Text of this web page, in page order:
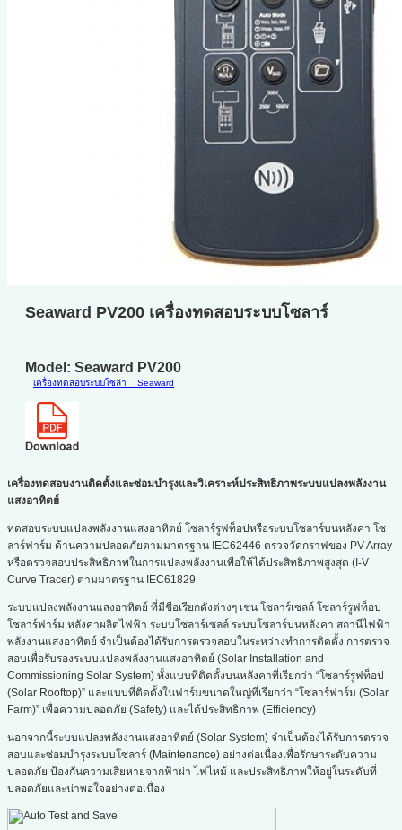
Seaward PV200 เครื่องทดสอบระบบโซลาร์
Model: Seaward PV200
เครื่องทดสอบระบบโซล่า Seaward
เครื่องทดสอบงานติดตั้งและซ่อมบำรุงและวิเคราะห์ประสิทธิภาพระบบแปลงพลังงาน
แสงอาทิตย์
ทดสอบระบบแปลงพลังงานแสงอาทิตย์ โซลาร์รูฟท็อปหรือระบบโซลาร์บนหลังคา โซ
ลาร์ฟาร์ม ด้านความปลอดภัยตามมาตรฐาน IEC62446 ตรวจวัดกราฟของ PV Array
หรือตรวจสอบประสิทธิภาพในการแปลงพลังงานเพื่อให้ได้ประสิทธิภาพสูงสุด (I-V
Curve Tracer) ตามมาตรฐาน IEC61829
ระบบแปลงพลังงานแสงอาทิตย์ ที่มีชื่อเรียกดังต่างๆ เช่น โซลาร์เซลล์ โซลาร์รูฟท็อป
โซลาร์ฟาร์ม หลังคาผลิตไฟฟ้า ระบบโซลาร์เซลล์ ระบบโซลาร์บนหลังคา สถานีไฟฟ้า
พลังงานแสงอาทิตย์ จำเป็นต้องได้รับการตรวจสอบในระหว่างทำการติดตั้ง การตรวจ
สอบเพื่อรับรองระบบแปลงพลังงานแสงอาทิตย์ (Solar Installation and
Commissioning Solar System) ทั้งแบบที่ติดตั้งบนหลังคาที่เรียกว่า “โซลาร์รูฟท็อป
(Solar Rooftop)” และแบบที่ติดตั้งในฟาร์มขนาดใหญ่ที่เรียกว่า “โซลาร์ฟาร์ม (Solar
Farm)” เพื่อความปลอดภัย (Safety) และได้ประสิทธิภาพ (Efficiency)
นอกจากนี้ระบบแปลงพลังงานแสงอาทิตย์ (Solar System) จำเป็นต้องได้รับการตรวจ
สอบและซ่อมบำรุงระบบโซลาร์ (Maintenance) อย่างต่อเนื่องเพื่อรักษาระดับความ
ปลอดภัย ป้องกันความเสียหายจากฟ้าผ่า ไฟไหม้ และประสิทธิภาพให้อยู่ในระดับที่
ปลอดภัยและน่าพอใจอย่างต่อเนื่อง